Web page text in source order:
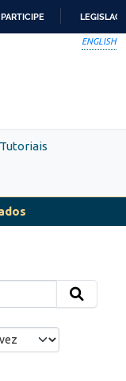
PARTICIPE
ENGLISH
Tutoriais